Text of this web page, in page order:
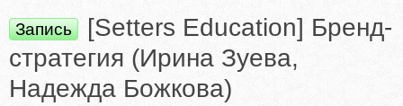
Запись
[Setters Education] Бренд-
стратегия (Ирина Зуева,
Надежда Божкова)